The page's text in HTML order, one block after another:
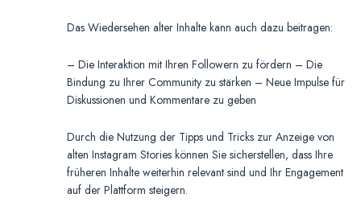
Das Wiedersehen alter Inhalte kann auch dazu beitragen:
– Die Interaktion mit Ihren Followern zu fördern – Die
Bindung zu Ihrer Community zu stärken – Neue Impulse für
Diskussionen und Kommentare zu geben
Durch die Nutzung der Tipps und Tricks zur Anzeige von
alten Instagram Stories können Sie sicherstellen, dass Ihre
früheren Inhalte weiterhin relevant sind und Ihr Engagement
auf der Plattform steigern.